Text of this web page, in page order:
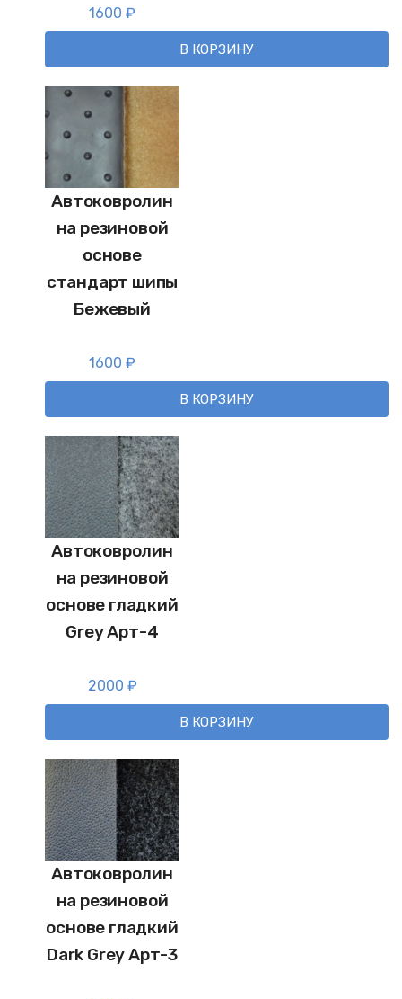
1600 ₽
В КОРЗИНУ
Автоковролин
на резиновой
основе
стандарт шипы
Бежевый
1600 ₽
В КОРЗИНУ
Автоковролин
на резиновой
основе гладкий
Grey Арт-4
2000 ₽
В КОРЗИНУ
Автоковролин
на резиновой
основе гладкий
Dark Grey Арт-3